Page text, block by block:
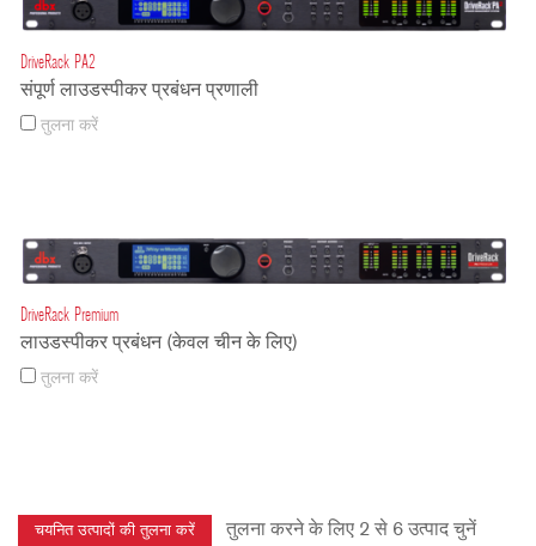
DriveRack PA2
संपूर्ण लाउडस्पीकर प्रबंधन प्रणाली
तुलना करें
DriveRack Premium
लाउडस्पीकर प्रबंधन (केवल चीन के लिए)
तुलना करें
तुलना करने के लिए 2 से 6 उत्पाद चुनें